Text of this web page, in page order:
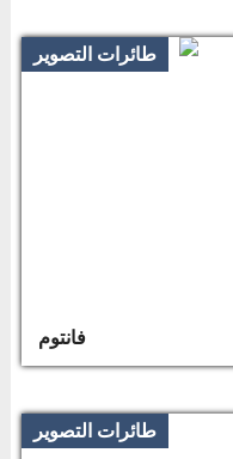
طائرات التصوير
فانتوم
طائرات التصوير